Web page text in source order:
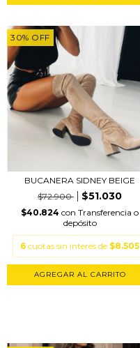
30% OFF
BUCANERA SIDNEY BEIGE
$72.900
$51.030
$40.824 con Transferencia o
depósito
6 cuotas sin interés de $8.505
AGREGAR AL CARRITO